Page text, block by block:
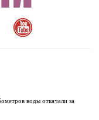
воды откачали за